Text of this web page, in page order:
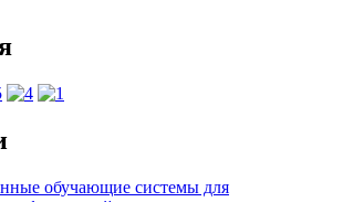
обучающие системы для